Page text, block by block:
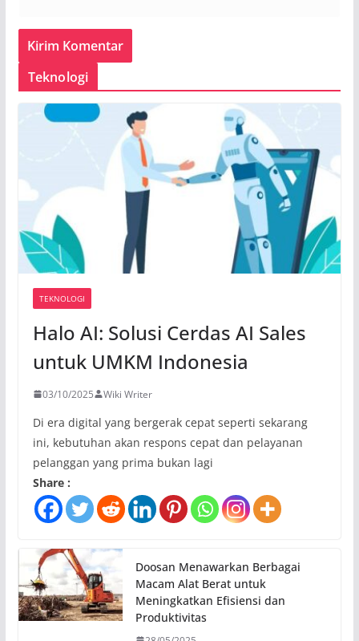
Teknologi
TEKNOLOGI
Halo AI: Solusi Cerdas AI Sales
untuk UMKM Indonesia
03/10/2025 Wiki Writer
Di era digital yang bergerak cepat seperti sekarang
ini, kebutuhan akan respons cepat dan pelayanan
pelanggan yang prima bukan lagi
Share :
Doosan Menawarkan Berbagai
Macam Alat Berat untuk
Meningkatkan Efisiensi dan
Produktivitas